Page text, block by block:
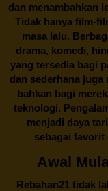
dan menambahkan
Tidak hanya film-
masa lalu.
drama, komedi,
yang tersedia bagi
dan sederhana juga
bahkan bagi
teknologi.
menjadi daya
sebagai favorit
Awal
Rebahan21 tidak